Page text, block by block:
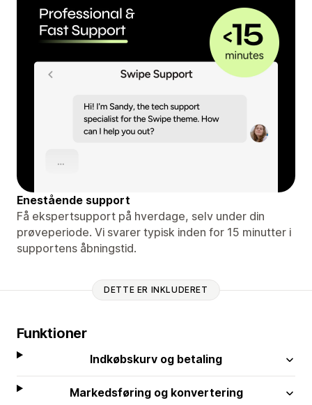
Enestående support
Få ekspertsupport på hverdage, selv under din
prøveperiode. Vi svarer typisk inden for 15 minutter i
supportens åbningstid.
DETTE ER INKLUDERET
Funktioner
Indkøbskurv og betaling
Markedsføring og konvertering